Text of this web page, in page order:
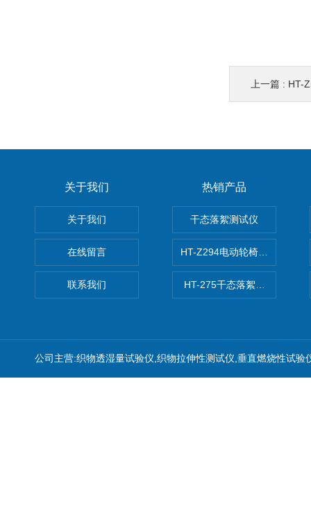
上一篇 : HT-
关于我们
关于我们
在线留言
联系我们
热销产品
干态落絮测试仪
HT-Z294电动轮椅车耗电量测
HT-275干态落絮测试仪
公司主营:织物透湿量试验仪,织物拉伸性测试仪,垂直燃烧性试验